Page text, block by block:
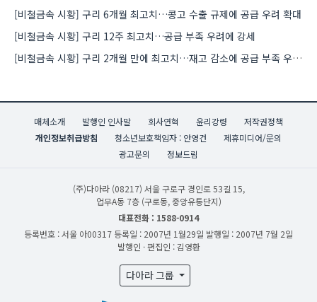
[비철금속 시황] 구리 6개월 최고치…콩고 수출 규제에 공급 우려 확대
[비철금속 시황] 구리 12주 최고치…공급 부족 우려에 강세
[비철금속 시황] 구리 2개월 만에 최고치…재고 감소에 공급 부족 우려 확대
매체소개 발행인 인사말 회사연혁 윤리강령
저작권정책
개인정보취급방침
청소년보호책임자 : 안영건
제휴미디어/문의
광고문의
정보드림
(주)다아라 (08217) 서울 구로구 경인로 53길 15,
업무A동 7층 (구로동, 중앙유통단지)
대표전화 : 1588-0914
등록번호 : 서울 아00317 등록일 : 2007년 1월29일 발행일 : 2007년 7월 2일
발행인 · 편집인 : 김영환
다아라 그룹